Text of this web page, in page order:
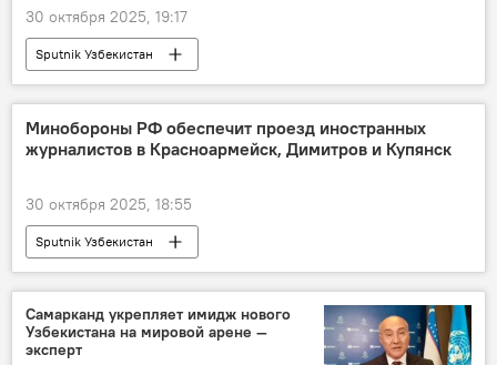
30 октября 2025, 19:17
Sputnik Узбекистан
Минобороны РФ обеспечит проезд иностранных
журналистов в Красноармейск, Димитров и Купянск
30 октября 2025, 18:55
Sputnik Узбекистан
Спецоперация России по защите Донбасса
Самарканд укрепляет имидж нового
Узбекистана на мировой арене —
эксперт